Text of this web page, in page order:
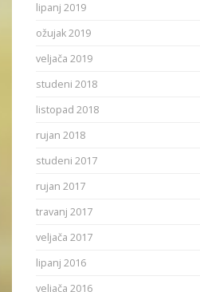
lipanj 2019
ožujak 2019
veljača 2019
studeni 2018
listopad 2018
rujan 2018
studeni 2017
rujan 2017
travanj 2017
veljača 2017
lipanj 2016
veljača 2016